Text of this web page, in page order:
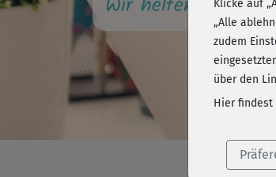
Klicke auf
„Alle
zudem
über den
Hier findest